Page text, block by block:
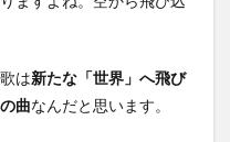
は新たな「世界」へ飛び
曲なんだと思います。